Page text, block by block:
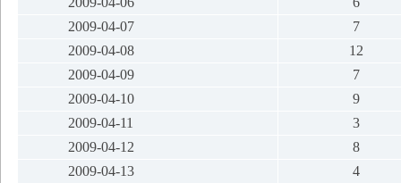
2009-04-07
7
2009-04-08
12
2009-04-09
7
2009-04-10
9
2009-04-11
3
2009-04-12
8
2009-04-13
4